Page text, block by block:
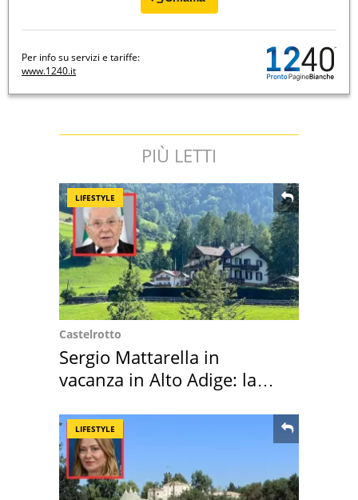
Per info su servizi e tariffe:
www.1240.it
PIÙ LETTI
LIFESTYLE
Castelrotto
Sergio Mattarella in
vacanza in Alto Adige: la
LIFESTYLE